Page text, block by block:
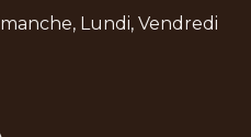
Lundi, Vendredi